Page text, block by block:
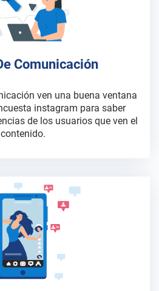
Comunicación
ven una buena ventana
instagram para saber
de los usuarios que ven el
contenido.